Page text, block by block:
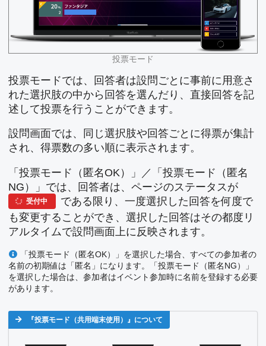
投票モード
投票モードでは、回答者は設問ごとに事前に用意さ
れた選択肢の中から回答を選んだり、直接回答を記
述して投票を行うことができます。
設問画面では、同じ選択肢や回答ごとに得票が集計
され、得票数の多い順に表示されます。
「投票モード（匿名OK）」／「投票モード（匿名
NG）」では、回答者は、ページのステータスが
受付中
である限り、一度選択した回答を何度で
も変更することができ、選択した回答はその都度リ
アルタイムで設問画面上に反映されます。
「投票モード（匿名OK）」を選択した場合、すべての参加者の
名前の初期値は「匿名」になります。「投票モード（匿名NG）」
を選択した場合は、参加者はイベント参加時に名前を登録する必要
があります。
『投票モード（共用端末使用）』について